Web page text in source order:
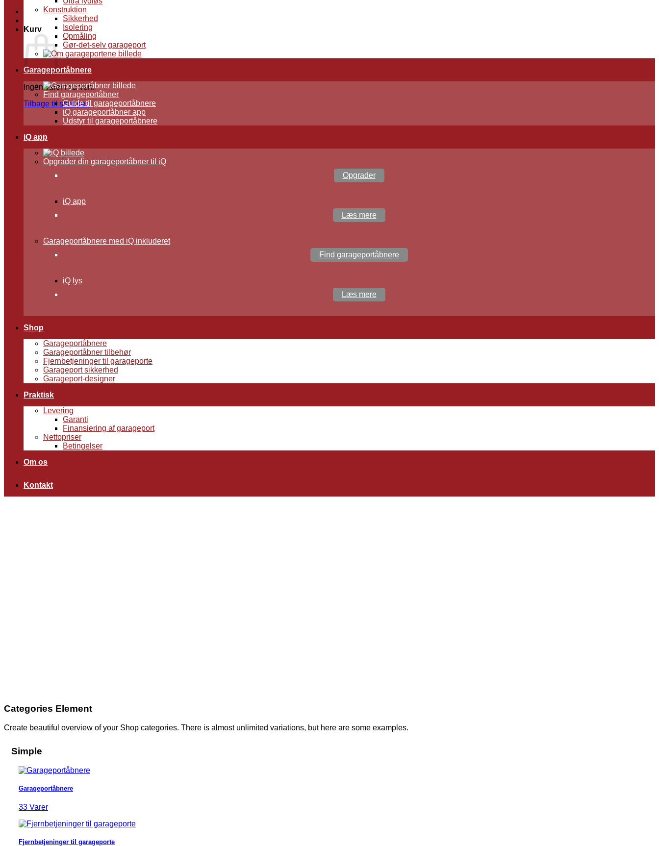
Kurv
Ingen varer i kurven.
Tilbage til shoppen
Konstruktion
Sikkerhed
Isolering
Opmåling
Gør-det-selv garageport
Garageportåbnere
Find garageportåbner
Guide til garageportåbnere
iQ garageportåbner app
Udstyr til garageportåbnere
iQ app
Opgrader din garageportåbner til iQ
Opgrader
iQ app
Læs mere
Garageportåbnere med iQ inkluderet
Find garageportåbnere
iQ lys
Læs mere
Shop
Garageportåbnere
Garageportåbner tilbehør
Fjernbetjeninger til garageporte
Garageport sikkerhed
Garageport-designer
Praktisk
Levering
Garanti
Finansiering af garageport
Nettopriser
Betingelser
Om os
Kontakt
Categories Element
Create beautiful overview of your Shop categories. There is almost unlimited variations, but here are some examples.
Simple
Garageportåbnere
33 Varer
Fjernbetjeninger til garageporte